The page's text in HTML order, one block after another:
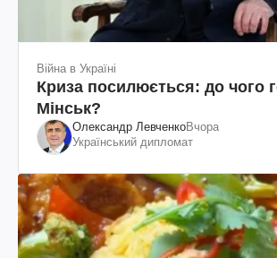
Війна в Україні
Криза посилюється: до чого
Мінськ?
Олександр ЛевченкоВчора
Український дипломат